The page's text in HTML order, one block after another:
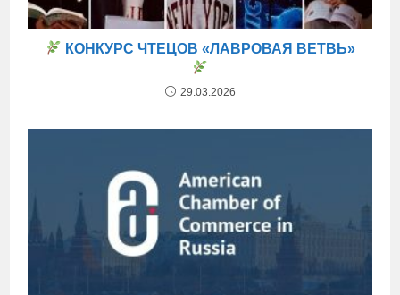
КОНКУРС ЧТЕЦОВ «ЛАВРОВАЯ ВЕТВЬ»
29.03.2026